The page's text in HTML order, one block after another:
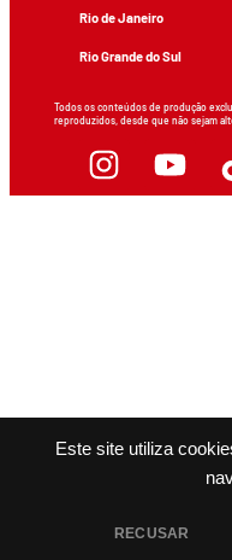
Este site utiliza
RECUSAR
Rio de Janeiro
Rio Grande do Sul
Todos os conteúdos de produção
reproduzidos, desde que não sejam